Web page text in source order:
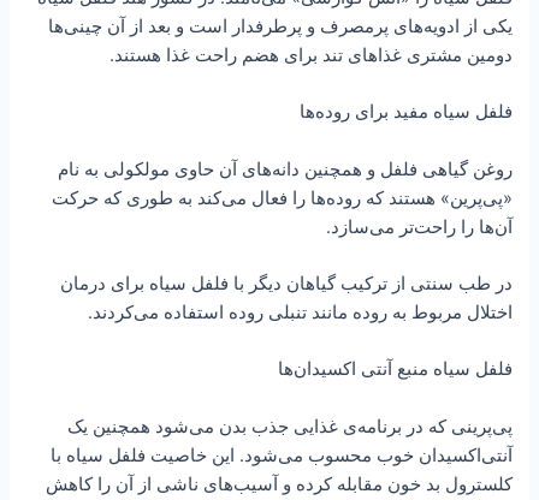
یکی از ادویه‌های پرمصرف و پرطرفدار است و بعد از آن چینی‌ها
دومین مشتری غذاهای تند برای هضم راحت غذا هستند.
فلفل سیاه مفید برای روده‌ها
روغن گیاهی فلفل و همچنین دانه‌های آن حاوی مولکولی به نام
«پی‌پرین» هستند که روده‌ها را فعال می‌کند به طوری که حرکت
آن‌ها را راحت‌تر می‌سازد.
در طب سنتی از ترکیب گیاهان دیگر با فلفل سیاه برای درمان
اختلال مربوط به روده مانند تنبلی روده استفاده می‌کردند.
فلفل سیاه منبع آنتی‌ اکسیدان‌ها
پی‌پرینی که در برنامه‌ی غذایی جذب بدن می‌شود همچنین یک
آنتی‌اکسیدان خوب محسوب می‌شود. این خاصیت فلفل سیاه با
کلسترول بد خون مقابله کرده و آسیب‌های ناشی از آن را کاهش